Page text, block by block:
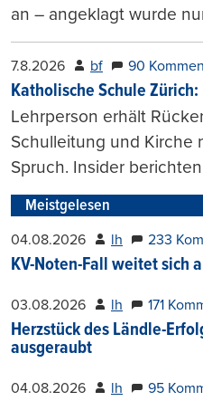
an – angeklagt wurde
7.8.2026 bf 90
Katholische Schule
Lehrperson erhält
Schulleitung und Kirche
Spruch. Insider
Meistgelesen
04.08.2026 lh 233
KV-Noten-Fall weitet sich
03.08.2026 lh 171
Herzstück des Ländle-
ausgeraubt
04.08.2026 lh 95